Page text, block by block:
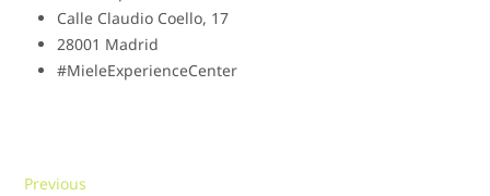
Calle Claudio Coello, 17
28001 Madrid
#MieleExperienceCenter
Navegación
Previous